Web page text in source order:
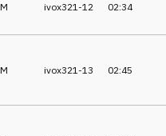
ivox321-12 02:34
ivox321-13 02:45